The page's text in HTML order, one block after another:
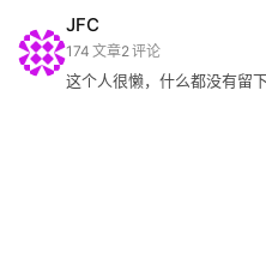
JFC
174 文章2评论
这个人很懒，什么都没有留